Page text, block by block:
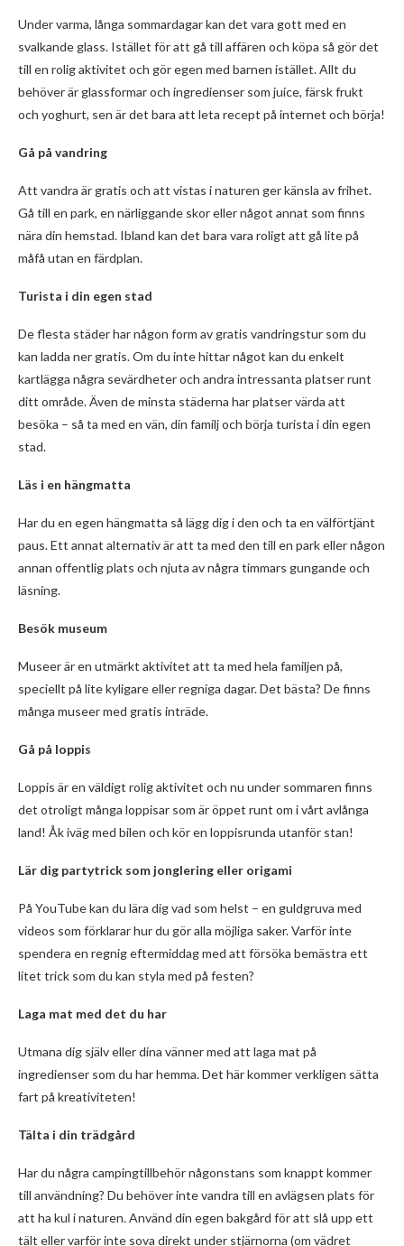
Under varma, långa sommardagar kan det vara gott med en
svalkande glass. Istället för att gå till affären och köpa så gör det
till en rolig aktivitet och gör egen med barnen istället. Allt du
behöver är glassformar och ingredienser som juice, färsk frukt
och yoghurt, sen är det bara att leta recept på internet och börja!
Gå på vandring
Att vandra är gratis och att vistas i naturen ger känsla av frihet.
Gå till en park, en närliggande skor eller något annat som finns
nära din hemstad. Ibland kan det bara vara roligt att gå lite på
måfå utan en färdplan.
Turista i din egen stad
De flesta städer har någon form av gratis vandringstur som du
kan ladda ner gratis. Om du inte hittar något kan du enkelt
kartlägga några sevärdheter och andra intressanta platser runt
ditt område. Även de minsta städerna har platser värda att
besöka – så ta med en vän, din familj och börja turista i din egen
stad.
Läs i en hängmatta
Har du en egen hängmatta så lägg dig i den och ta en välförtjänt
paus. Ett annat alternativ är att ta med den till en park eller någon
annan offentlig plats och njuta av några timmars gungande och
läsning.
Besök museum
Museer är en utmärkt aktivitet att ta med hela familjen på,
speciellt på lite kyligare eller regniga dagar. Det bästa? De finns
många museer med gratis inträde.
Gå på loppis
Loppis är en väldigt rolig aktivitet och nu under sommaren finns
det otroligt många loppisar som är öppet runt om i vårt avlånga
land! Åk iväg med bilen och kör en loppisrunda utanför stan!
Lär dig partytrick som jonglering eller origami
På YouTube kan du lära dig vad som helst – en guldgruva med
videos som förklarar hur du gör alla möjliga saker. Varför inte
spendera en regnig eftermiddag med att försöka bemästra ett
litet trick som du kan styla med på festen?
Laga mat med det du har
Utmana dig själv eller dina vänner med att laga mat på
ingredienser som du har hemma. Det här kommer verkligen sätta
fart på kreativiteten!
Tälta i din trädgård
Har du några campingtillbehör någonstans som knappt kommer
till användning? Du behöver inte vandra till en avlägsen plats för
att ha kul i naturen. Använd din egen bakgård för att slå upp ett
tält eller varför inte sova direkt under stjärnorna (om vädret